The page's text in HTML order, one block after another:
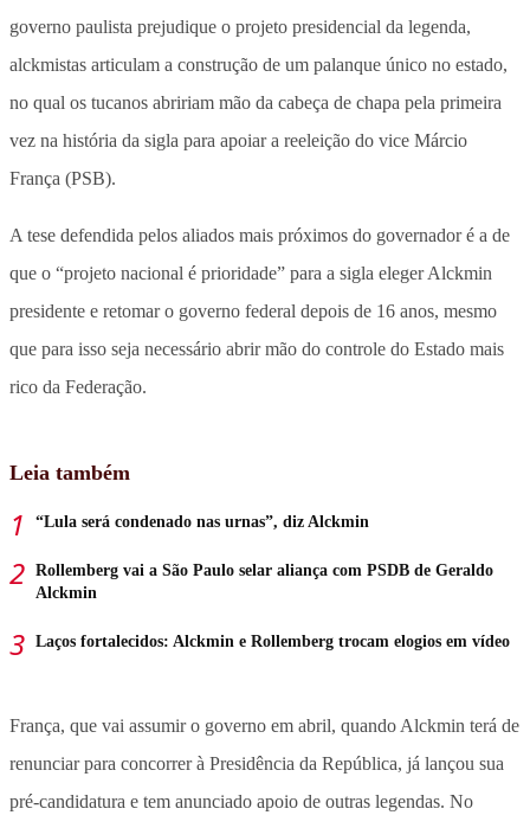
governo paulista prejudique o projeto presidencial da legenda,
alckmistas articulam a construção de um palanque único no estado,
no qual os tucanos abririam mão da cabeça de chapa pela primeira
vez na história da sigla para apoiar a reeleição do vice Márcio
França (PSB).
A tese defendida pelos aliados mais próximos do governador é a de
que o “projeto nacional é prioridade” para a sigla eleger Alckmin
presidente e retomar o governo federal depois de 16 anos, mesmo
que para isso seja necessário abrir mão do controle do Estado mais
rico da Federação.
Leia também
“Lula será condenado nas urnas”, diz Alckmin
Rollemberg vai a São Paulo selar aliança com PSDB de Geraldo
Alckmin
Laços fortalecidos: Alckmin e Rollemberg trocam elogios em vídeo
França, que vai assumir o governo em abril, quando Alckmin terá de
renunciar para concorrer à Presidência da República, já lançou sua
pré-candidatura e tem anunciado apoio de outras legendas. No